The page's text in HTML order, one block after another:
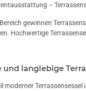
–
gewinnen
Hochwertige
langlebige
moderner